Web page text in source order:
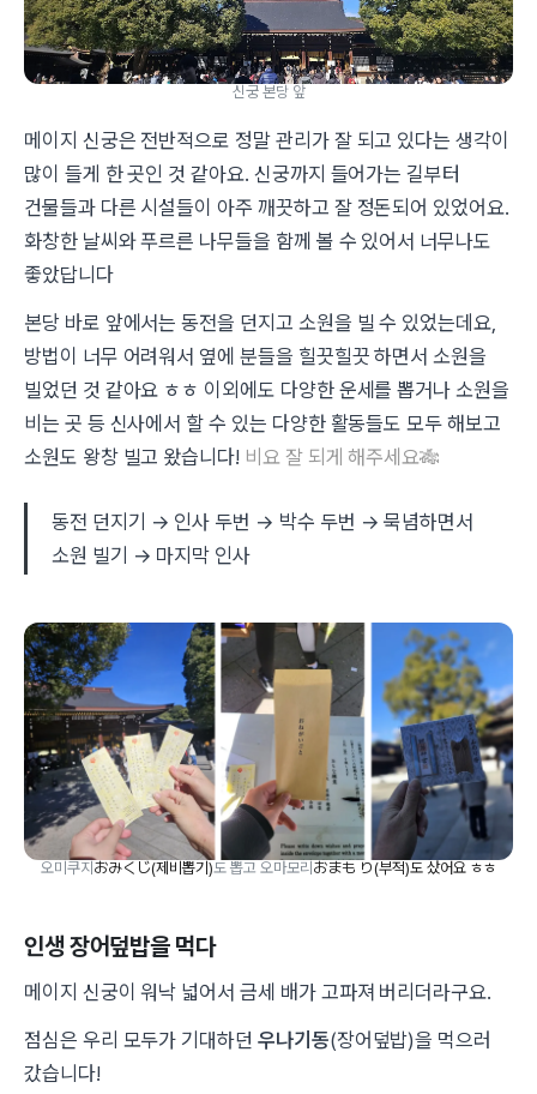
신궁 본당 앞
메이지 신궁은 전반적으로 정말 관리가 잘 되고 있다는 생각이
많이 들게 한 곳인 것 같아요. 신궁까지 들어가는 길부터
건물들과 다른 시설들이 아주 깨끗하고 잘 정돈되어 있었어요.
화창한 날씨와 푸르른 나무들을 함께 볼 수 있어서 너무나도
좋았답니다
본당 바로 앞에서는 동전을 던지고 소원을 빌 수 있었는데요,
방법이 너무 어려워서 옆에 분들을 힐끗힐끗 하면서 소원을
빌었던 것 같아요 ㅎㅎ 이외에도 다양한 운세를 뽑거나 소원을
비는 곳 등 신사에서 할 수 있는 다양한 활동들도 모두 해보고
소원도 왕창 빌고 왔습니다! 비요 잘 되게 해주세요🎋
동전 던지기 → 인사 두번 → 박수 두번 → 묵념하면서
소원 빌기 → 마지막 인사
오미쿠지おみくじ(제비뽑기)도 뽑고 오마모리おまも り(부적)도 샀어요 ㅎㅎ
인생 장어덮밥을 먹다
메이지 신궁이 워낙 넓어서 금세 배가 고파져 버리더라구요.
점심은 우리 모두가 기대하던 우나기동(장어덮밥)을 먹으러
갔습니다!